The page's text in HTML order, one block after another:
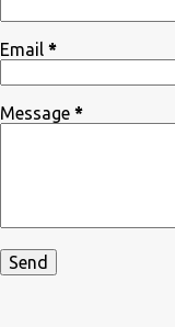
Email *
Message *